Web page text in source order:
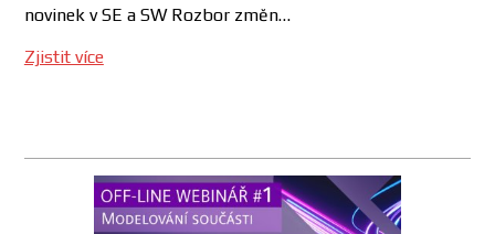
novinek v SE a SW Rozbor změn…
Zjistit více